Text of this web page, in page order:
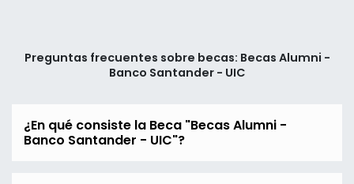
Preguntas frecuentes sobre becas: Becas Alumni -
Banco Santander - UIC
¿En qué consiste la Beca "Becas Alumni -
Banco Santander - UIC"?